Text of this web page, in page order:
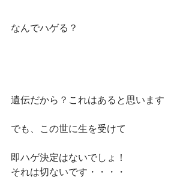
なんでハゲる？
遺伝だから？これはあると思います
でも、この世に生を受けて
即ハゲ決定はないでしょ！
それは切ないです・・・・